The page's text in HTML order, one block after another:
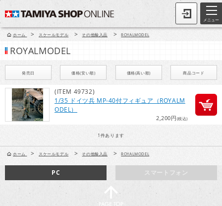
メニュー
ホーム > スケールモデル > その他輸入品 > ROYALMODEL
ROYALMODEL
発売日 価格(安い順) 価格(高い順) 商品コード
(ITEM 49732)
1/35 ドイツ兵 MP-40付フィギュア（ROYALM
ODEL）
2,200円(税込)
1件あります
ホーム > スケールモデル > その他輸入品 > ROYALMODEL
スマートフォン
PC